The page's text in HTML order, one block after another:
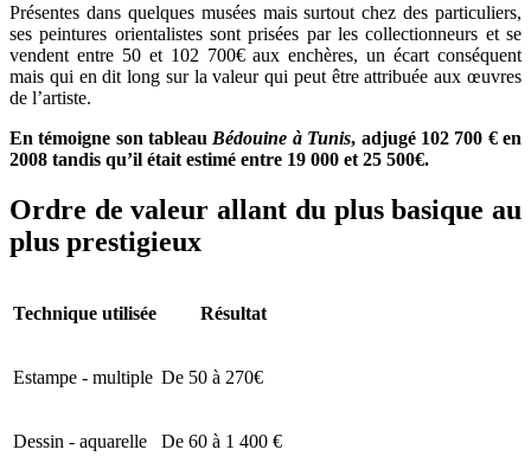
Présentes dans quelques musées mais surtout chez des particuliers,
ses peintures orientalistes sont prisées par les collectionneurs et se
vendent entre 50 et 102 700€ aux enchères, un écart conséquent
mais qui en dit long sur la valeur qui peut être attribuée aux œuvres
de l’artiste.
En témoigne son tableau Bédouine à Tunis, adjugé 102 700 € en
2008 tandis qu’il était estimé entre 19 000 et 25 500€.
Ordre de valeur allant du plus basique au
plus prestigieux
Technique utilisée Résultat
Estampe - multiple De 50 à 270€
Dessin - aquarelle De 60 à 1 400 €